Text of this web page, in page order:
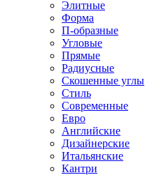
Элитные
Форма
П-образные
Угловые
Прямые
Радиусные
Скошенные углы
Стиль
Современные
Евро
Английские
Дизайнерские
Итальянские
Кантри